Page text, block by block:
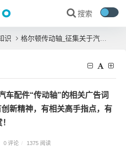
识 格尔顿传动轴_征集关于汽车配件“传动轴”的相关广告词语，要求：朗朗上口，有创新精神，有相关高手指点，有好的用语，我给10分悬赏！
车配件“传动轴”的相关广告词
新精神，有相关高手指点，有
0 评论 / 1375 阅读